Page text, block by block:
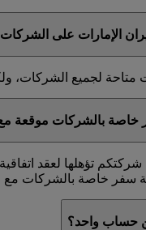
الإمارات على
لجميع الشركات،
خاصة بالشركات موقعة
شركتكم تؤهلها لعقد
سفر خاصة بالشركات مع
حساب واحد؟